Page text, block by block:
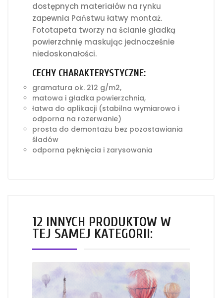
dostępnych materiałów na rynku
zapewnia Państwu łatwy montaż.
Fototapeta tworzy na ścianie gładką
powierzchnię maskując jednocześnie
niedoskonałości.
CECHY CHARAKTERYSTYCZNE:
gramatura ok. 212 g/m2,
matowa i gładka powierzchnia,
łatwa do aplikacji (stabilna wymiarowo i
odporna na rozerwanie)
prosta do demontażu bez pozostawiania
śladów
odporna pęknięcia i zarysowania
12 INNYCH PRODUKTÓW W
TEJ SAMEJ KATEGORII: